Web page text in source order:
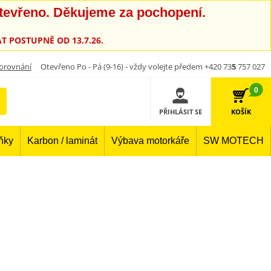
Děkujeme za pochopení.
POSTUPNĚ OD 13.7.26.
Otevřeno Po - Pá (9-16) - vždy volejte předem +420 735757 027
PŘIHLÁSIT SE
0
KOŠÍK
Karbon / laminát Výbava motorkáře SW MOTECH